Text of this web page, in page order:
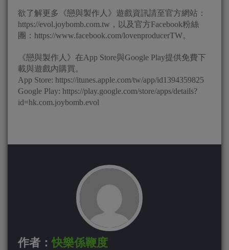
欲了解更多《戀與製作人》遊戲資訊請至官方網站：
https://evol.joybomb.com.tw，以及官方Facebook粉絲
團：https://www.facebook.com/lovenproducerTW。
《戀與製作人》在App Store與Google Play提供免費下
載與遊戲內購買。
App Store: https://itunes.apple.com/tw/app/id1394359825
Google Play: https://play.google.com/store/apps/details?
id=hk.com.joybomb.evol
作者：快樂係鞭度